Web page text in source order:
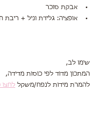
אבקת סוכר
אופציה: גלידת וניל +
שימו לב,
המתכון מדוד לפי כוסות מדידה,
להמרת מידות לנפח/משקל לחצו